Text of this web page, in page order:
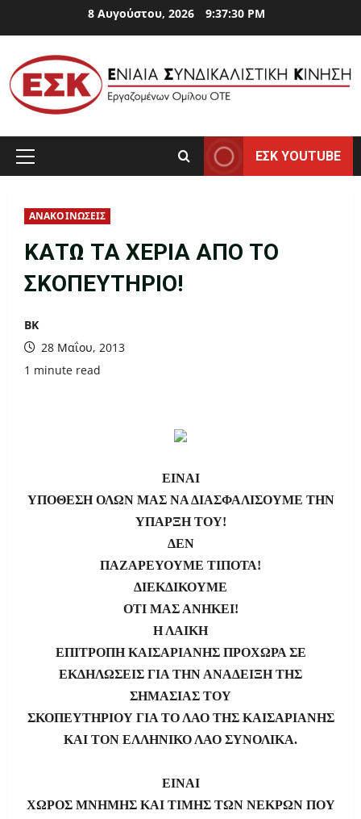
to
content
8 Αυγούστου, 2026 9:37:31 PM
Primary
ΕΣΚ YOUTUBE
ΑΝΑΚΟΙΝΩΣΕΙΣ
ΚΑΤΩ ΤΑ ΧΕΡΙΑ ΑΠΟ ΤΟ
ΣΚΟΠΕΥΤΗΡΙΟ!
ΒΚ
28 Μαΐου, 2013
1 minute read
ΕΙΝΑΙ
ΥΠΟΘΕΣΗ ΟΛΩΝ ΜΑΣ ΝΑ ΔΙΑΣΦΑΛΙΣΟΥΜΕ ΤΗΝ
ΥΠΑΡΞΗ ΤΟΥ!
ΔΕΝ
ΠΑΖΑΡΕΥΟΥΜΕ ΤΙΠΟΤΑ!
ΔΙΕΚΔΙΚΟΥΜΕ
ΟΤΙ ΜΑΣ ΑΝΗΚΕΙ!
Η ΛΑΙΚΗ
ΕΠΙΤΡΟΠΗ ΚΑΙΣΑΡΙΑΝΗΣ ΠΡΟΧΩΡΑ ΣΕ
ΕΚΔΗΛΩΣΕΙΣ ΓΙΑ ΤΗΝ ΑΝΑΔΕΙΞΗ ΤΗΣ
ΣΗΜΑΣΙΑΣ ΤΟΥ
ΣΚΟΠΕΥΤΗΡΙΟΥ ΓΙΑ ΤΟ ΛΑΟ ΤΗΣ ΚΑΙΣΑΡΙΑΝΗΣ
ΚΑΙ ΤΟΝ ΕΛΛΗΝΙΚΟ ΛΑΟ ΣΥΝΟΛΙΚΑ.
ΕΙΝΑΙ
ΧΩΡΟΣ ΜΝΗΜΗΣ ΚΑΙ ΤΙΜΗΣ ΤΩΝ ΝΕΚΡΩΝ ΠΟΥ